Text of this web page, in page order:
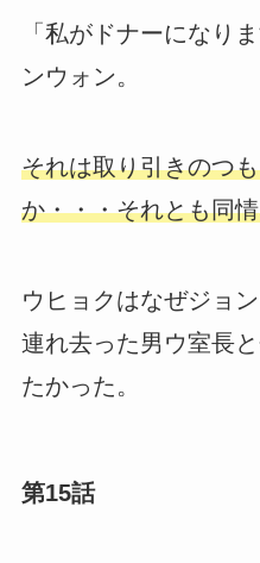
「私がドナーになり
ンウォン。
それは取り引きのつ
か・・・それとも同
ウヒョクはなぜジョ
連れ去った男ウ室長
たかった。
第15話